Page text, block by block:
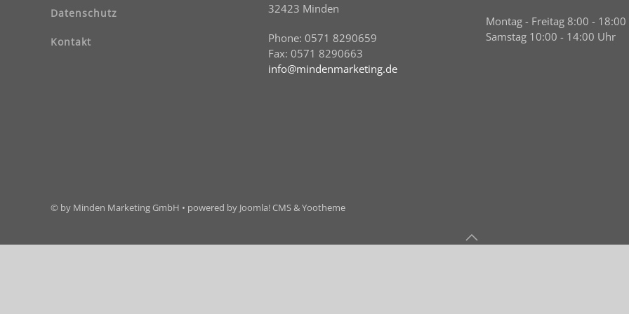
Datenschutz
Kontakt
32423 Minden
Phone: 0571 8290659
Fax: 0571 8290663
info@mindenmarketing.de
Montag - Freitag 8:00 -
Samstag 10:00 - 14:00 Uhr
© by Minden Marketing GmbH • powered by Joomla! CMS & Yootheme